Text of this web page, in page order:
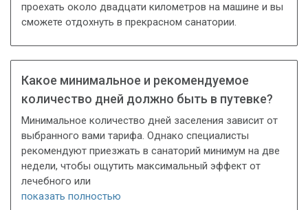
проехать около двадцати километров на машине и вы
сможете отдохнуть в прекрасном санатории.
Какое минимальное и рекомендуемое
количество дней должно быть в путевке?
Минимальное количество дней заселения зависит от
выбранного вами тарифа. Однако специалисты
рекомендуют приезжать в санаторий минимум на две
недели, чтобы ощутить максимальный эффект от
лечебного или
показать полностью